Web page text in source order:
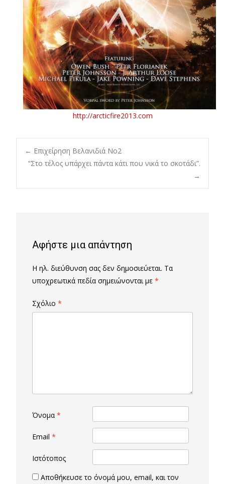
http://arcticfire2013.com
Post
navigation
← Επιχείρηση Βελανιδιά Νο2
“Στο τέλος υπάρχει πάντα κάτι που νικά το σκοτάδι”.
→
Αφήστε μια απάντηση
Η ηλ. διεύθυνση σας δεν δημοσιεύεται. Τα
υποχρεωτικά πεδία σημειώνονται με *
Σχόλιο *
Όνομα *
Email *
Ιστότοπος
Αποθήκευσε το όνομά μου, email, και τον